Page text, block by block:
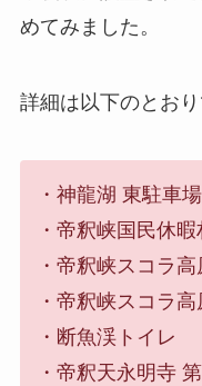
めてみました。
詳細は以下のとおり
・神龍湖 東駐車場
・帝釈峡国民休
・帝釈峡スコラ
・帝釈峡スコラ
・断魚渓トイレ
・帝釈天永明寺